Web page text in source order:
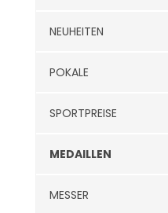
NEUHEITEN
POKALE
SPORTPREISE
MEDAILLEN
MESSER